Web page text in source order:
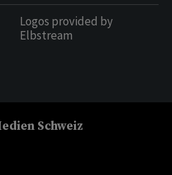
Logos provided by
Elbstream
Schweiz